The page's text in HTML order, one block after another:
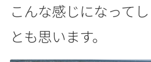
こんな感じになって
とも思います。